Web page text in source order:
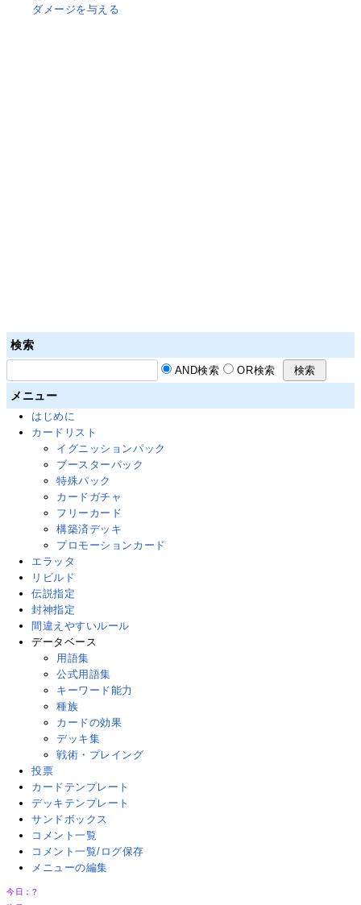
ダメージを与える
検索
AND検索 OR検索
メニュー
はじめに
カードリスト
イグニッションパック
ブースターパック
特殊パック
カードガチャ
フリーカード
構築済デッキ
プロモーションカード
エラッタ
リビルド
伝説指定
封神指定
間違えやすいルール
データベース
用語集
公式用語集
キーワード能力
種族
カードの効果
デッキ集
戦術・プレイング
投票
カードテンプレート
デッキテンプレート
サンドボックス
コメント一覧
コメント一覧/ログ保存
メニューの編集
今日： ?